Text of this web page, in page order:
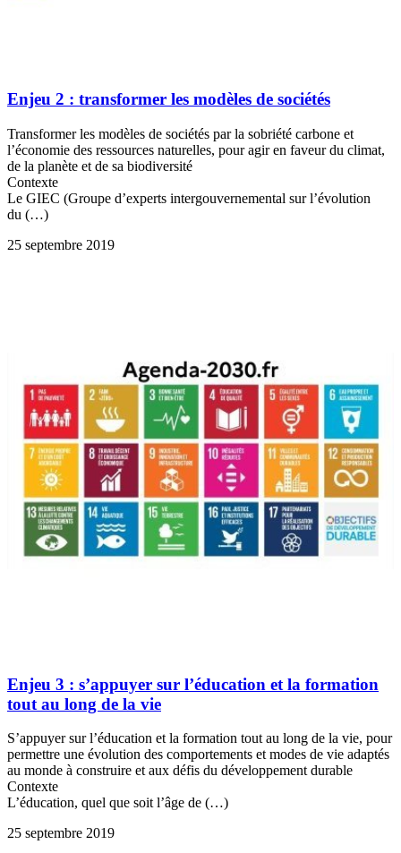
Enjeu 2 : transformer les modèles de sociétés
Transformer les modèles de sociétés par la sobriété carbone et
l’économie des ressources naturelles, pour agir en faveur du climat,
de la planète et de sa biodiversité
Contexte
Le GIEC (Groupe d’experts intergouvernemental sur l’évolution
du (…)
25 septembre 2019
Enjeu 3 : s’appuyer sur l’éducation et la formation
tout au long de la vie
S’appuyer sur l’éducation et la formation tout au long de la vie, pour
permettre une évolution des comportements et modes de vie adaptés
au monde à construire et aux défis du développement durable
Contexte
L’éducation, quel que soit l’âge de (…)
25 septembre 2019